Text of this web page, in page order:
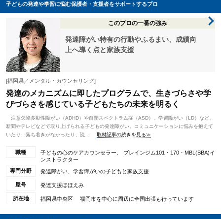
子どもの発達や学習に悩む保護者・支援者をサポートするプロ
このプロの一番の強み
発達障がい特有の行動やふるまい、成績向
上へ導く点と家族支援
[福岡県／メンタル・カウンセリング]
発達のメカニズムに即したプログラムで、生きづらさや学
びづらさを感じている子どもたちの未来を明るく
注意欠陥多動性障がい（ADHD）や自閉スペクトラム症（ASD）、学習障がい（LD）など、
新聞やテレビなどで取り上げられる子どもの発達障がい。コミュニケーションに悩みを抱えて
いたり、落ち着きがなかったり、読...
取材記事の続きを見る≫
職種
子どもの心のケアカウンセラー、 ブレインジム101・170・MBL(BBA)イ
ンストラクター
専門分野
発達障がい、学習障がいの子どもと家族支援
屋号 発達支援ほほえみ
所在地 福岡県中央区 福岡市を中心に周辺に全国出張も行っています